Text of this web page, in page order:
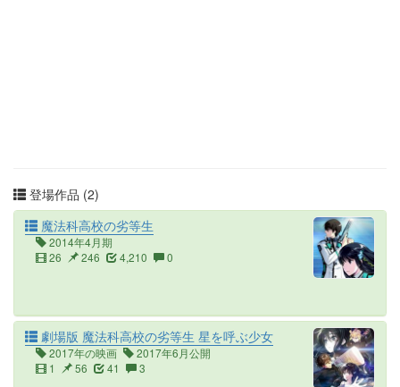
登場作品 (2)
魔法科高校の劣等生
2014年4月期
26
246 4,210 0
劇場版 魔法科高校の劣等生 星を呼ぶ少女
2017年の映画
2017年6月公開
1
56 41 3